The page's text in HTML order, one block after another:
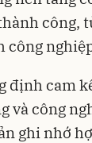
công,
công
định cam
công
ghi nhớ